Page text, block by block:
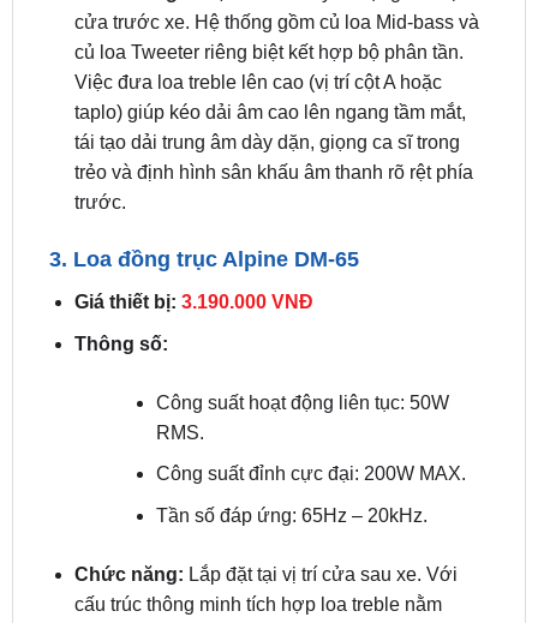
Tần số đáp ứng: 65Hz – 20kHz.
Chức năng: Được bố trí chuyên dụng cho vị trí
cửa trước xe. Hệ thống gồm củ loa Mid-bass và
củ loa Tweeter riêng biệt kết hợp bộ phân tần.
Việc đưa loa treble lên cao (vị trí cột A hoặc
taplo) giúp kéo dải âm cao lên ngang tầm mắt,
trẻo và định hình sân khấu âm thanh rõ rệt phía
trước.
3. Loa đồng trục Alpine DM-65
Giá thiết bị:3.190.000 VNĐ
Thông số:
RMS.
Công suất đỉnh cực đại: 200W MAX.
Tần số đáp ứng: 65Hz – 20kHz.